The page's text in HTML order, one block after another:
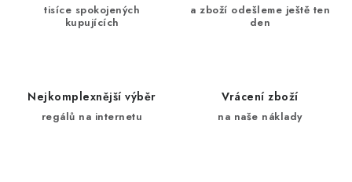
tisíce spokojených
kupujících
a zboží odešleme ještě ten
den
Nejkomplexnější výběr
regálů na internetu
Vrácení zboží
na naše náklady